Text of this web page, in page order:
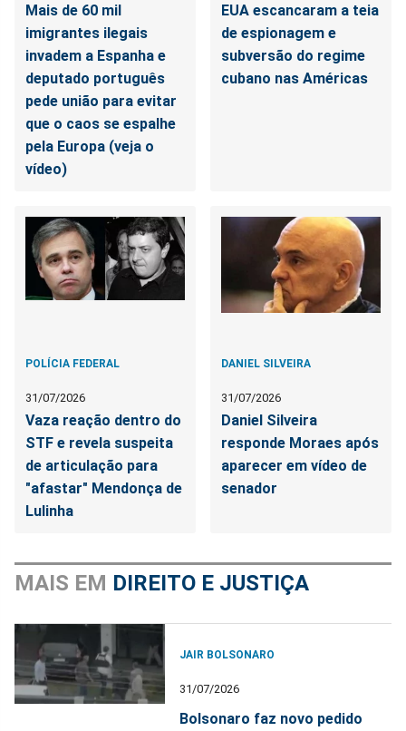
Mais de 60 mil
imigrantes ilegais
invadem a Espanha e
deputado português
pede união para evitar
que o caos se espalhe
pela Europa (veja o
vídeo)
EUA escancaram a teia
de espionagem e
subversão do regime
cubano nas Américas
POLÍCIA FEDERAL
31/07/2026
Vaza reação dentro do
STF e revela suspeita
de articulação para
"afastar" Mendonça de
Lulinha
DANIEL SILVEIRA
31/07/2026
Daniel Silveira
responde Moraes após
aparecer em vídeo de
senador
MAIS EM DIREITO E JUSTIÇA
JAIR BOLSONARO
31/07/2026
Bolsonaro faz novo pedido